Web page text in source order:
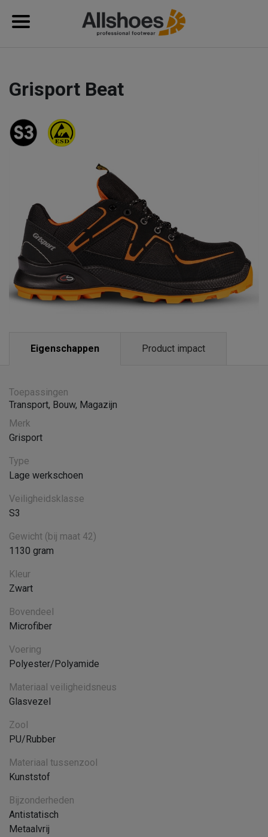
Grisport Beat
Eigenschappen Product impact
Toepassingen
Transport, Bouw, Magazijn
Merk
Grisport
Type
Lage werkschoen
Veiligheidsklasse
S3
Gewicht (bij maat 42)
1130 gram
Kleur
Zwart
Bovendeel
Microfiber
Voering
Polyester/Polyamide
Materiaal veiligheidsneus
Glasvezel
Zool
PU/Rubber
Materiaal tussenzool
Kunststof
Bijzonderheden
Antistatisch
Metaalvrij